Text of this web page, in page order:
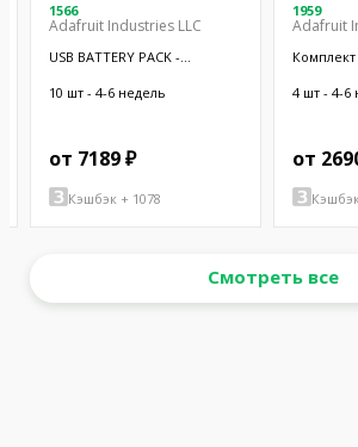
1566
Adafruit Industries LLC
USB BATTERY PACK -
10 шт - 4-6 недель
от 7189 ₽
Кэшбэк + 1078
1959
Adafruit
4 шт - 4-6
от
Смотреть все